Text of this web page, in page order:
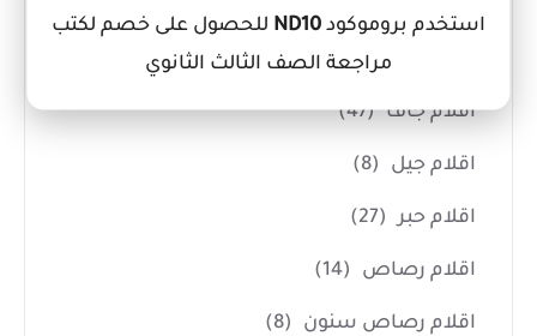
(11)
اقلام جاف (47)
اقلام جيل (8)
اقلام حبر (27)
اقلام رصاص (14)
اقلام رصاص سنون (8)
استخدم بروموكود ND10 للحصول على خصم لكتب
مراجعة الصف الثالث الثانوي